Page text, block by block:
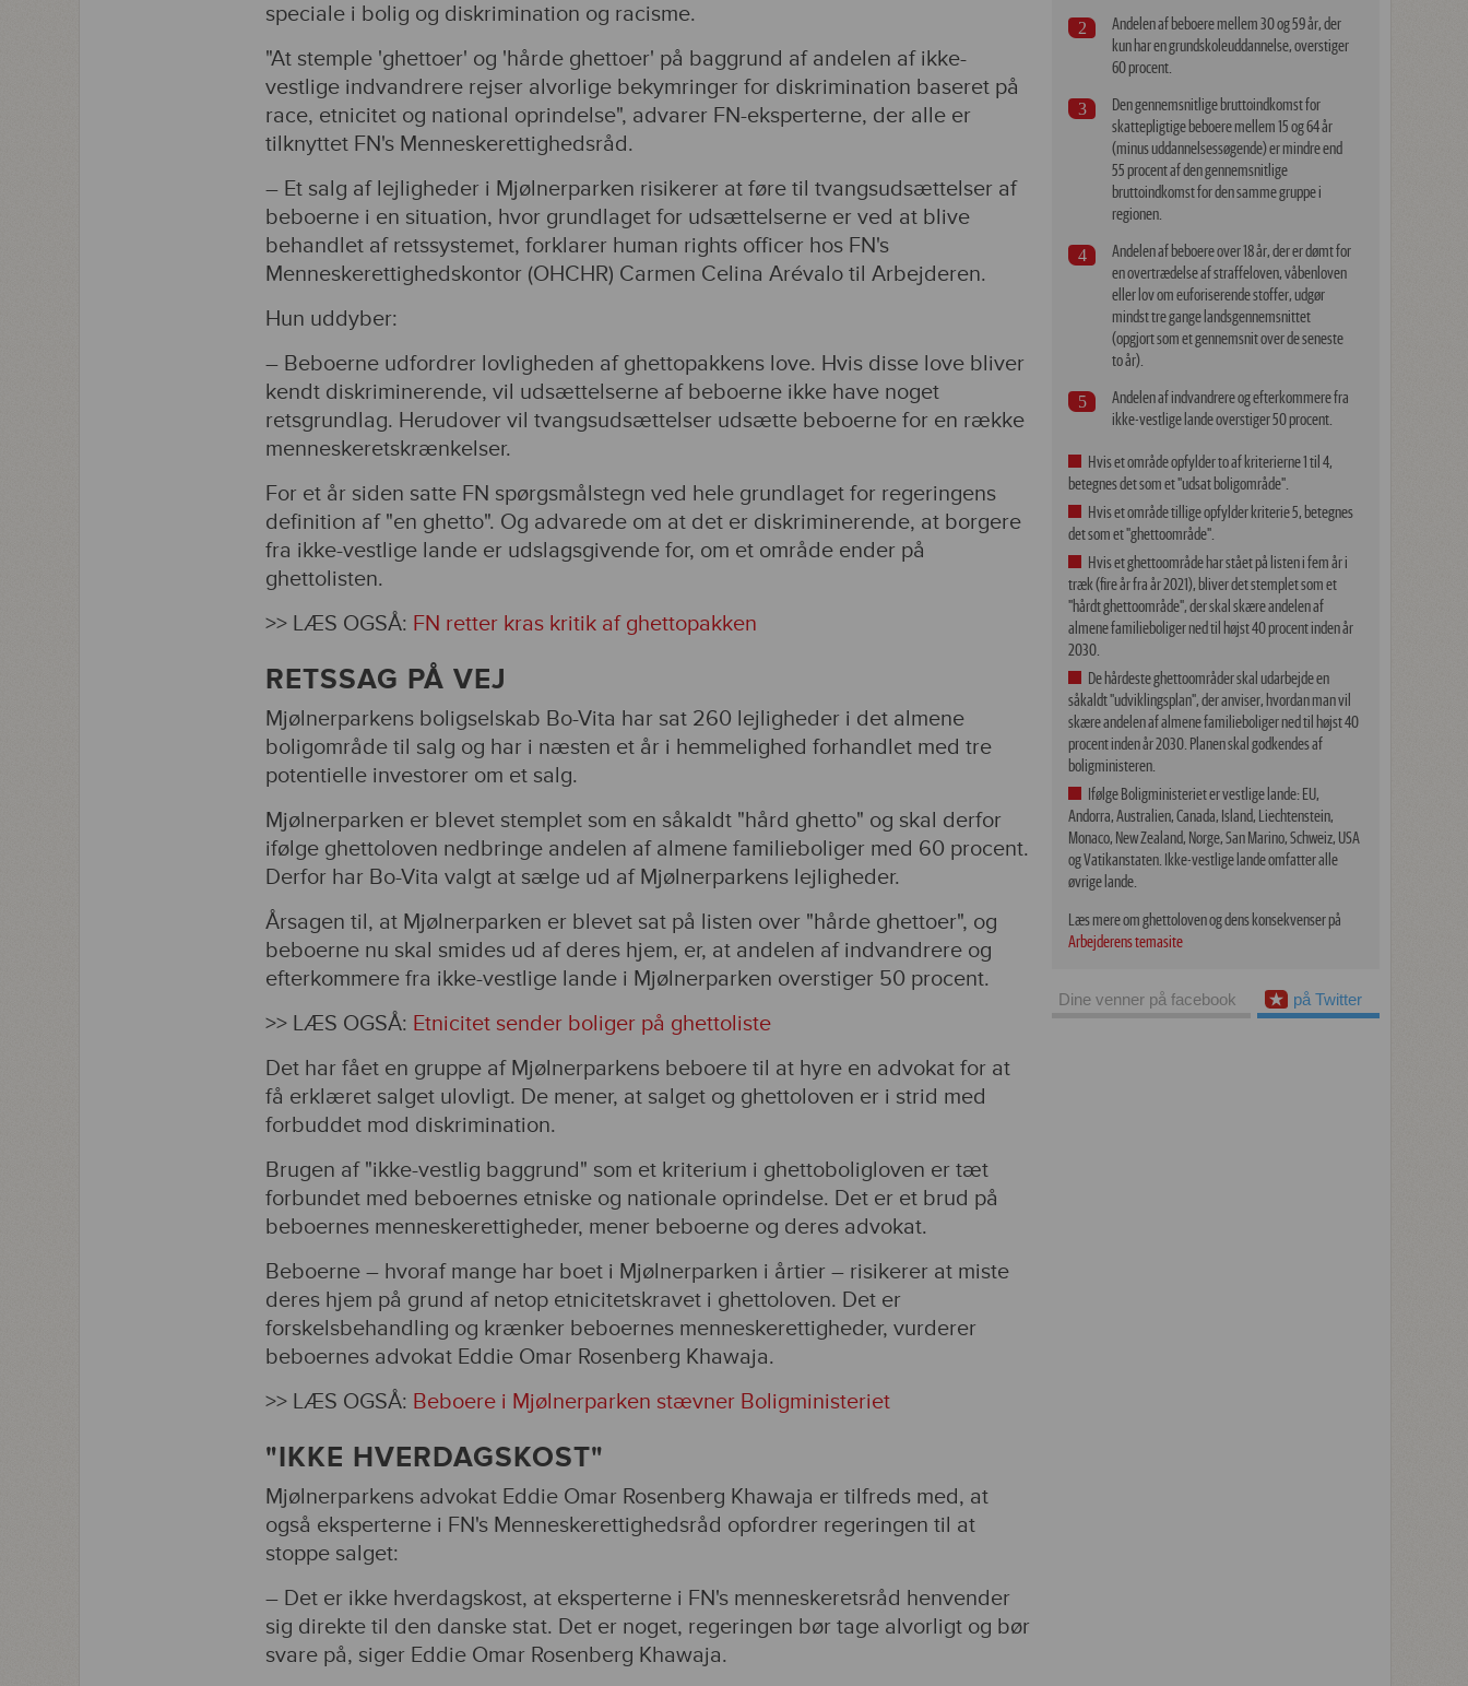
speciale i bolig og diskrimination og racisme.
"At stemple 'ghettoer' og 'hårde ghettoer' på baggrund af andelen af ikke-
vestlige indvandrere rejser alvorlige bekymringer for diskrimination baseret på
race, etnicitet og national oprindelse", advarer FN-eksperterne, der alle er
tilknyttet FN's Menneskerettighedsråd.
– Et salg af lejligheder i Mjølnerparken risikerer at føre til tvangsudsættelser af
beboerne i en situation, hvor grundlaget for udsættelserne er ved at blive
behandlet af retssystemet, forklarer human rights officer hos FN's
Menneskerettighedskontor (OHCHR) Carmen Celina Arévalo til Arbejderen.
Hun uddyber:
– Beboerne udfordrer lovligheden af ghettopakkens love. Hvis disse love bliver
kendt diskriminerende, vil udsættelserne af beboerne ikke have noget
retsgrundlag. Herudover vil tvangsudsættelser udsætte beboerne for en række
menneskeretskrænkelser.
For et år siden satte FN spørgsmålstegn ved hele grundlaget for regeringens
definition af "en ghetto". Og advarede om at det er diskriminerende, at borgere
fra ikke-vestlige lande er udslagsgivende for, om et område ender på
ghettolisten.
>> LÆS OGSÅ: FN retter kras kritik af ghettopakken
RETSSAG PÅ VEJ
Mjølnerparkens boligselskab Bo-Vita har sat 260 lejligheder i det almene
boligområde til salg og har i næsten et år i hemmelighed forhandlet med tre
potentielle investorer om et salg.
Mjølnerparken er blevet stemplet som en såkaldt "hård ghetto" og skal derfor
ifølge ghettoloven nedbringe andelen af almene familieboliger med 60 procent.
Derfor har Bo-Vita valgt at sælge ud af Mjølnerparkens lejligheder.
Årsagen til, at Mjølnerparken er blevet sat på listen over "hårde ghettoer", og
beboerne nu skal smides ud af deres hjem, er, at andelen af indvandrere og
efterkommere fra ikke-vestlige lande i Mjølnerparken overstiger 50 procent.
>> LÆS OGSÅ: Etnicitet sender boliger på ghettoliste
Det har fået en gruppe af Mjølnerparkens beboere til at hyre en advokat for at
få erklæret salget ulovligt. De mener, at salget og ghettoloven er i strid med
forbuddet mod diskrimination.
Brugen af "ikke-vestlig baggrund" som et kriterium i ghettoboligloven er tæt
forbundet med beboernes etniske og nationale oprindelse. Det er et brud på
beboernes menneskerettigheder, mener beboerne og deres advokat.
Beboerne – hvoraf mange har boet i Mjølnerparken i årtier – risikerer at miste
deres hjem på grund af netop etnicitetskravet i ghettoloven. Det er
forskelsbehandling og krænker beboernes menneskerettigheder, vurderer
beboernes advokat Eddie Omar Rosenberg Khawaja.
>> LÆS OGSÅ: Beboere i Mjølnerparken stævner Boligministeriet
"IKKE HVERDAGSKOST"
Mjølnerparkens advokat Eddie Omar Rosenberg Khawaja er tilfreds med, at
også eksperterne i FN's Menneskerettighedsråd opfordrer regeringen til at
stoppe salget:
– Det er ikke hverdagskost, at eksperterne i FN's menneskeretsråd henvender
sig direkte til den danske stat. Det er noget, regeringen bør tage alvorligt og bør
svare på, siger Eddie Omar Rosenberg Khawaja.
Andelen af beboere mellem 30 og 59 år, der
kun har en grundskoleuddannelse, overstiger
60 procent.
Den gennemsnitlige bruttoindkomst for
skattepligtige beboere mellem 15 og 64 år
(minus uddannelsessøgende) er mindre end
55 procent af den gennemsnitlige
bruttoindkomst for den samme gruppe i
regionen.
Andelen af beboere over 18 år, der er dømt for
en overtrædelse af straffeloven, våbenloven
eller lov om euforiserende stoffer, udgør
mindst tre gange landsgennemsnittet
(opgjort som et gennemsnit over de seneste
to år).
Andelen af indvandrere og efterkommere fra
ikke-vestlige lande overstiger 50 procent.
Hvis et område opfylder to af kriterierne 1 til 4,
betegnes det som et "udsat boligområde".
Hvis et område tillige opfylder kriterie 5, betegnes
det som et "ghettoområde".
Hvis et ghettoområde har stået på listen i fem år i
træk (fire år fra år 2021), bliver det stemplet som et
"hårdt ghettoområde", der skal skære andelen af
almene familieboliger ned til højst 40 procent inden år
2030.
De hårdeste ghettoområder skal udarbejde en
såkaldt "udviklingsplan", der anviser, hvordan man vil
skære andelen af almene familieboliger ned til højst 40
procent inden år 2030. Planen skal godkendes af
boligministeren.
Ifølge Boligministeriet er vestlige lande: EU,
Andorra, Australien, Canada, Island, Liechtenstein,
Monaco, New Zealand, Norge, San Marino, Schweiz, USA
og Vatikanstaten. Ikke-vestlige lande omfatter alle
øvrige lande.
Læs mere om ghettoloven og dens konsekvenser på
Arbejderens temasite
på Twitter
Dine venner på facebook